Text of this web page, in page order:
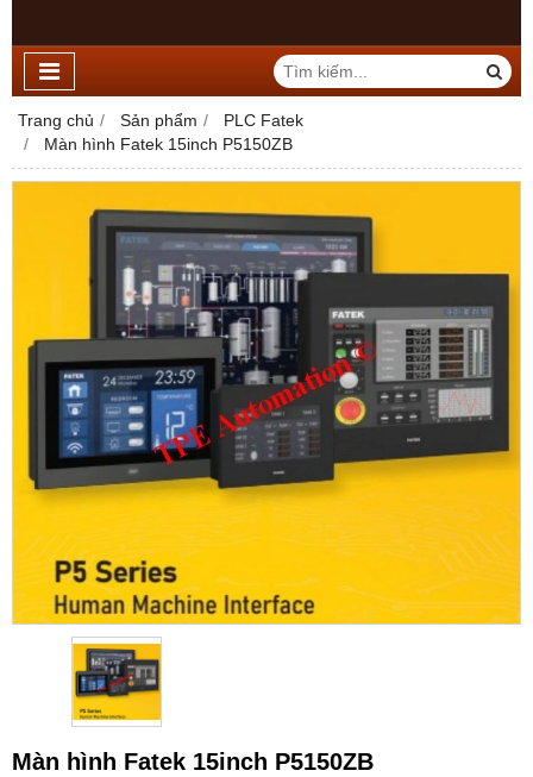
Trang chủ Sản phẩm
PLC Fatek
Màn hình Fatek 15inch P5150ZB
Màn hình Fatek 15inch P5150ZB